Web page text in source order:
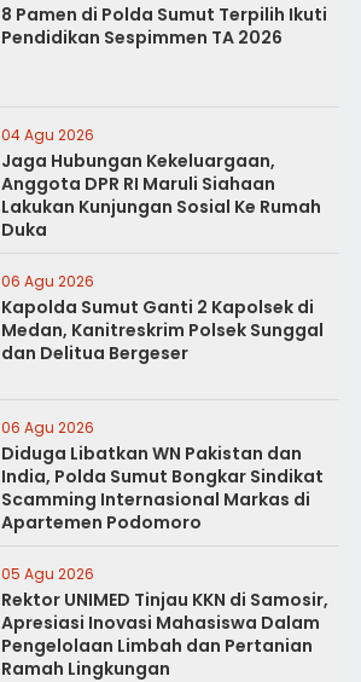
8 Pamen di Polda Sumut Terpilih Ikuti
Pendidikan Sespimmen TA 2026
04 Agu 2026
Jaga Hubungan Kekeluargaan,
Anggota DPR RI Maruli Siahaan
Lakukan Kunjungan Sosial Ke Rumah
Duka
06 Agu 2026
Kapolda Sumut Ganti 2 Kapolsek di
Medan, Kanitreskrim Polsek Sunggal
dan Delitua Bergeser
06 Agu 2026
Diduga Libatkan WN Pakistan dan
India, Polda Sumut Bongkar Sindikat
Scamming Internasional Markas di
Apartemen Podomoro
05 Agu 2026
Rektor UNIMED Tinjau KKN di Samosir,
Apresiasi Inovasi Mahasiswa Dalam
Pengelolaan Limbah dan Pertanian
Ramah Lingkungan